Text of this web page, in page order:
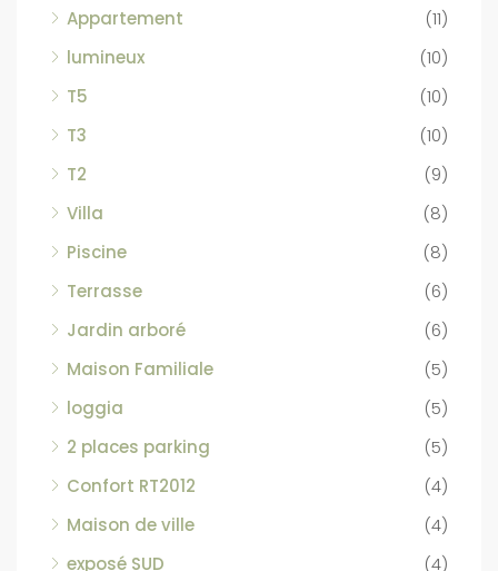
Appartement
(11)
lumineux
(10)
T5
(10)
T3
(10)
T2
(9)
Villa
(8)
Piscine
(8)
Terrasse
(6)
Jardin arboré
(6)
Maison Familiale
(5)
loggia
(5)
2 places parking
(5)
Confort RT2012
(4)
Maison de ville
(4)
exposé SUD
(4)